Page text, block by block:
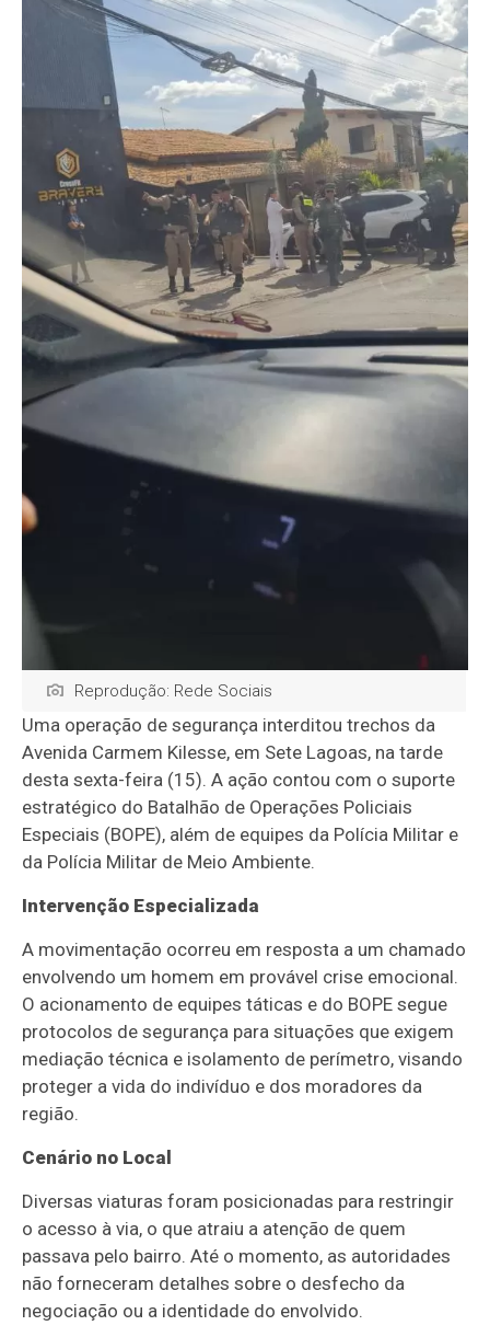
Reprodução: Rede Sociais
Uma operação de segurança interditou trechos da
Avenida Carmem Kilesse, em Sete Lagoas, na tarde
desta sexta-feira (15). A ação contou com o suporte
estratégico do Batalhão de Operações Policiais
Especiais (BOPE), além de equipes da Polícia Militar e
da Polícia Militar de Meio Ambiente.
Intervenção Especializada
A movimentação ocorreu em resposta a um chamado
envolvendo um homem em provável crise emocional.
O acionamento de equipes táticas e do BOPE segue
protocolos de segurança para situações que exigem
mediação técnica e isolamento de perímetro, visando
proteger a vida do indivíduo e dos moradores da
região.
Cenário no Local
Diversas viaturas foram posicionadas para restringir
o acesso à via, o que atraiu a atenção de quem
passava pelo bairro. Até o momento, as autoridades
não forneceram detalhes sobre o desfecho da
negociação ou a identidade do envolvido.